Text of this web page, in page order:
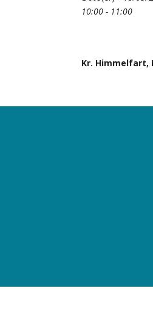
10:00 - 11:00
Kr. Himmelfart,